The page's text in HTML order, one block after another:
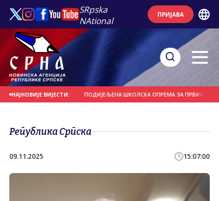
SRpska
NAtional
ПРИЈАВА
НАЈНОВИЈЕ ВИЈЕСТИ:
ИЗ БЈЕЛОРУСИЈЕ ПОДИЈЕЉЕНА ШКОЛСКА ОПРЕМА ЗА ПРВАЧИЋЕ И
Република Српска
09.11.2025 15:07:00